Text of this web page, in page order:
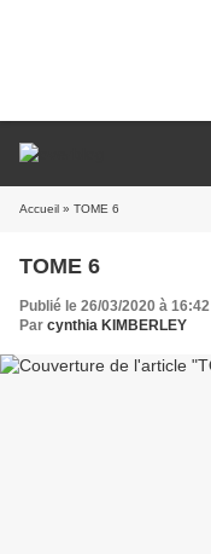
Accueil » TOME 6
TOME 6
Publié le 26/03/2020 à 16:42
Par cynthia KIMBERLEY